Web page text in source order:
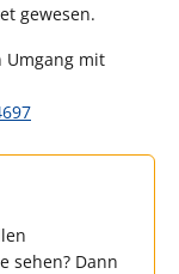
gewesen.
Umgang mit
sehen? Dann